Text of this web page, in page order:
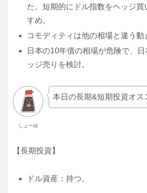
た。短期的にドル指数をヘッジ買
すめ。
コモディティは他の相場と違う動
日本の10年債の相場が危険で、
ッジ売りを検討。
しょーゆ
本日の長期&短期投資オス
【長期投資】
ドル資産：持つ。